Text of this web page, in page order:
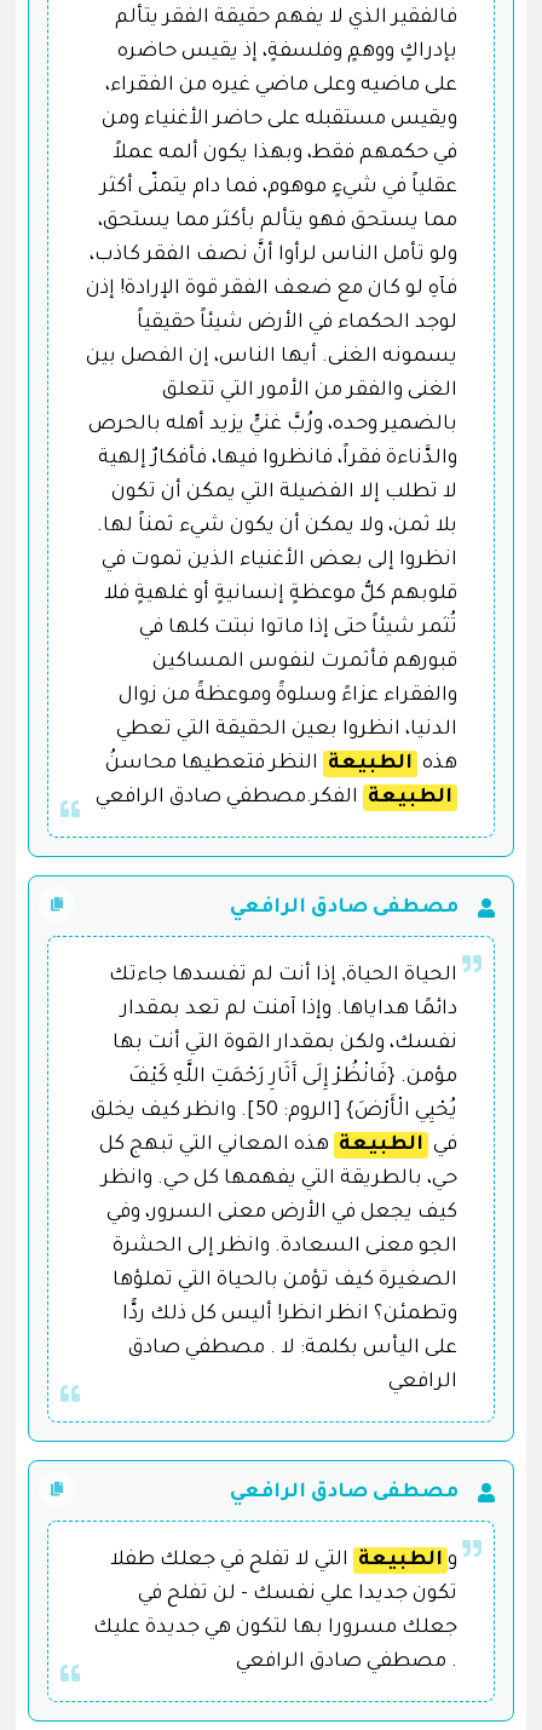
فالفقير الذي لا يفهم حقيقة الفقر يتألم
بإدراكٍ ووهمٍ وفلسفةٍ، إذ يقيس حاضره
على ماضيه وعلى ماضي غيره من الفقراء،
ويقيس مستقبله على حاضر الأغنياء ومن
في حكمهم فقط، وبهذا يكون ألمه عملاً
عقلياً في شيءٍ موهوم، فما دام يتمنّى أكثر
مما يستحق فهو يتألم بأكثر مما يستحق،
ولو تأمل الناس لرأوا أنَّ نصف الفقر كاذب،
فآهِ لو كان مع ضعف الفقر قوة الإرادة! إذن
لوجد الحكماء في الأرض شيئاً حقيقياً
يسمونه الغنى. أيها الناس، إن الفصل بين
الغنى والفقر من الأمور التي تتعلق
بالضمير وحده، ورُبَّ غنيٍّ يزيد أهله بالحرص
والدَّناءة فقراً، فانظروا فيها، فأفكارٌ إلهية
لا تطلب إلا الفضيلة التي يمكن أن تكون
بلا ثمن، ولا يمكن أن يكون شيء ثمناً لها.
انظروا إلى بعض الأغنياء الذين تموت في
قلوبهم كلُّ موعظةٍ إنسانيةٍ أو غلهيةٍ فلا
تُثمر شيئاً حتى إذا ماتوا نبتت كلها في
قبورهم فأثمرت لنفوس المساكين
والفقراء عزاءً وسلوةً وموعظةً من زوال
الدنيا، انظروا بعين الحقيقة التي تعطي
هذه الطبيعة
النظر فتعطيها محاسنُ
الطبيعة
الفكر.مصطفي صادق الرافعي
مصطفى صادق الرافعي
الحياة الحياة, إذا أنت لم تفسدها جاءتك
دائمًا هداياها. وإذا آمنت لم تعد بمقدار
نفسك، ولكن بمقدار القوة التي أنت بها
مؤمن. {فَانْظُرْ إِلَى آَثَارِ رَحْمَتِ اللَّهِ كَيْفَ
يُحْيِي الْأَرْضَ} [الروم: 50]. وانظر كيف يخلق
في الطبيعة هذه المعاني التي تبهج كل
حي، بالطريقة التي يفهمها كل حي. وانظر
كيف يجعل في الأرض معنى السرور، وفي
الجو معنى السعادة. وانظر إلى الحشرة
الصغيرة كيف تؤمن بالحياة التي تملؤها
وتطمئن؟ انظر انظر! أليس كل ذلك ردًّا
على اليأس بكلمة: لا . مصطفي صادق
الرافعي
مصطفى صادق الرافعي
و الطبيعة
التي لا تفلح في جعلك طفلا
تكون جديدا علي نفسك - لن تفلح في
جعلك مسرورا بها لتكون هي جديدة عليك
. مصطفي صادق الرافعي